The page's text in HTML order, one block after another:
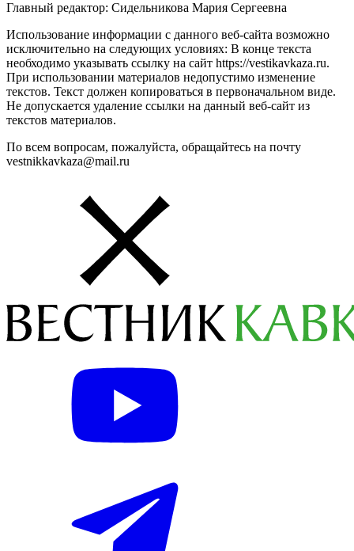
Главный редактор: Сидельникова Мария Сергеевна
Использование информации с данного веб-сайта возможно
исключительно на следующих условиях: В конце текста
необходимо указывать ссылку на сайт https://vestikavkaza.ru.
При использовании материалов недопустимо изменение
текстов. Текст должен копироваться в первоначальном виде.
Не допускается удаление ссылки на данный веб-сайт из
текстов материалов.
По всем вопросам, пожалуйста, обращайтесь на почту
vestnikkavkaza@mail.ru